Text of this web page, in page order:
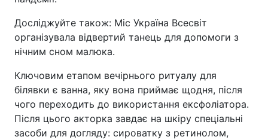
Досліджуйте також: Міс Україна Всесвіт
організувала відвертий танець для допомоги з
нічним сном малюка.
Ключовим етапом вечірнього ритуалу для
білявки є ванна, яку вона приймає щодня, після
чого переходить до використання ексфоліатора.
Після цього акторка завдає на шкіру спеціальні
засоби для догляду: сироватку з ретинолом,